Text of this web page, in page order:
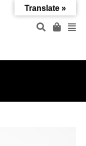
Translate »